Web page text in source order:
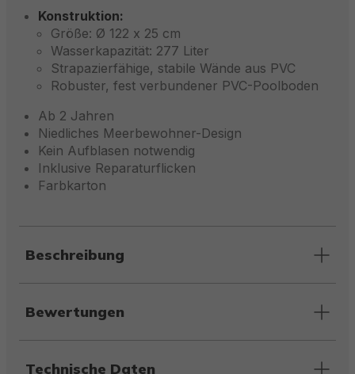
Konstruktion:
Größe: Ø 122 x 25 cm
Wasserkapazität: 277 Liter
Strapazierfähige, stabile Wände aus PVC
Robuster, fest verbundener PVC-Poolboden
Ab 2 Jahren
Niedliches Meerbewohner-Design
Kein Aufblasen notwendig
Inklusive Reparaturflicken
Farbkarton
Beschreibung
Bewertungen
Technische Daten